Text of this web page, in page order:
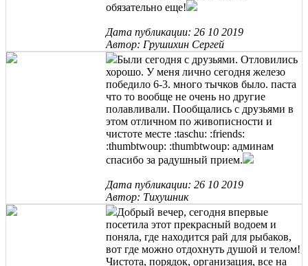
обязательно еще!
Дата публикации: 26 10 2019
Автор: Грушихин Сергей
Были сегодня с друзьями. Отловились
хорошо. У меня лично сегодня железо
победило 6-3. много тычков было. паста
что то вообще не очень но другие
полавливали. Пообщались с друзьями в
этом отличном по живописности и
чистоте месте :taschu: :friends:
:thumbtwoup: :thumbtwoup: админам
спасибо за радушный прием.
Дата публикации: 26 10 2019
Автор: Тихушник
Добрый вечер, сегодня впервые
посетила этот прекрасный водоем и
поняла, где находится рай для рыбаков,
вот где можно отдохнуть душой и телом!
Чистота, порядок, организация, все на